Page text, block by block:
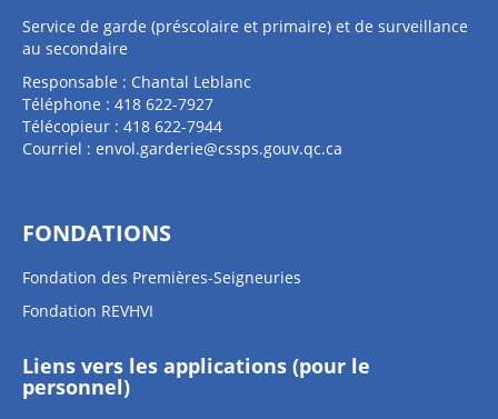
Service de garde (préscolaire et primaire) et de surveillance
au secondaire
Responsable : Chantal Leblanc
Téléphone : 418 622-7927
Télécopieur : 418 622-7944
Courriel : envol.garderie@cssps.gouv.qc.ca
FONDATIONS
Fondation des Premières-Seigneuries
Fondation REVHVI
Liens vers les applications (pour le
personnel)